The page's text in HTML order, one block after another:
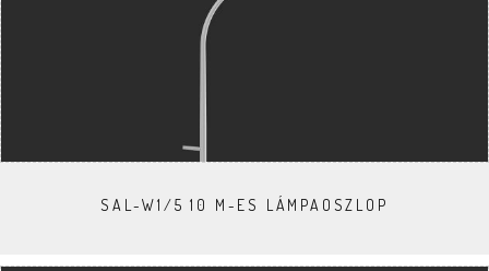
SAL-W1/5 10 M-ES LÁMPAOSZLOP